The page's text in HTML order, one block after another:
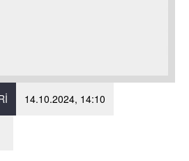
14.10.2024, 14:10